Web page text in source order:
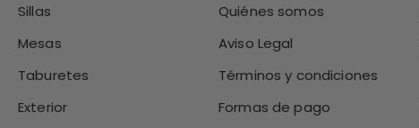
Sillas
Mesas
Taburetes
Exterior
Quiénes somos
Aviso Legal
Términos y condiciones
Formas de pago